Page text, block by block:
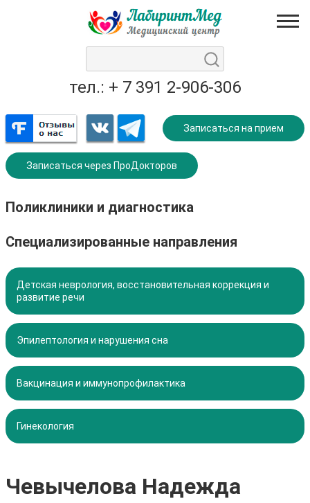
тел.: + 7 391 2-906-306
Записаться на прием
Записаться через ПроДокторов
Поликлиники и диагностика
Специализированные направления
Детская неврология, восстановительная коррекция и
развитие речи
Эпилептология и нарушения сна
Вакцинация и иммунопрофилактика
Гинекология
Чевычелова Надежда